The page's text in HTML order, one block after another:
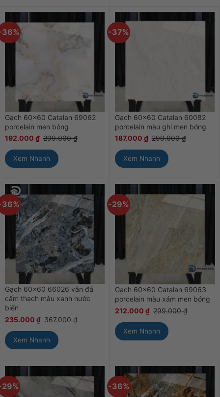
Gạch 60×60 Catalan 69062
porcelain men bóng
192.000 ₫ 299.000₫
Xem Nhanh
-37%
Gạch 60×60 Catalan 60082
porcelain màu ghi men bóng
187.000 ₫ 299.000₫
Xem Nhanh
Gạch 60×60 66026 vân đá
cẩm thạch màu xanh nước
biển
235.000 ₫ 367.000₫
Xem Nhanh
-29%
Gạch 60×60 Catalan 69063
porcelain màu xám men bóng
212.000 ₫ 299.000₫
Xem Nhanh
-36%